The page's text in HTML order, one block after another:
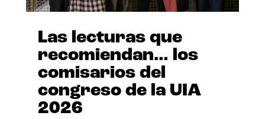
Las lecturas que
recomiendan… los
comisarios del
congreso de la UIA
2026